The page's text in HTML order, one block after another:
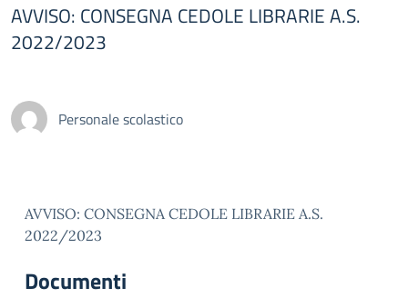
AVVISO: CONSEGNA CEDOLE LIBRARIE A.S.
2022/2023
Personale scolastico
AVVISO: CONSEGNA CEDOLE LIBRARIE A.S.
2022/2023
Documenti